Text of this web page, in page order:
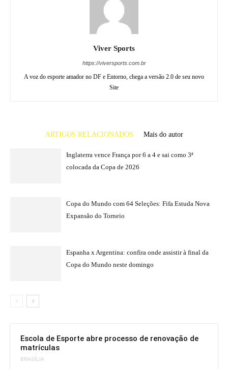
Viver Sports
https://viversports.com.br
A voz do esporte amador no DF e Entorno, chega a versão 2.0 de seu novo
Site
ARTIGOS RELACIONADOS Mais do autor
Inglaterra vence França por 6 a 4 e sai como 3ª
colocada da Copa de 2026
Copa do Mundo com 64 Seleções: Fifa Estuda Nova
Expansão do Torneio
Espanha x Argentina: confira onde assistir à final da
Copa do Mundo neste domingo
Escola de Esporte abre processo de renovação de
matrículas
BRASÍLIA